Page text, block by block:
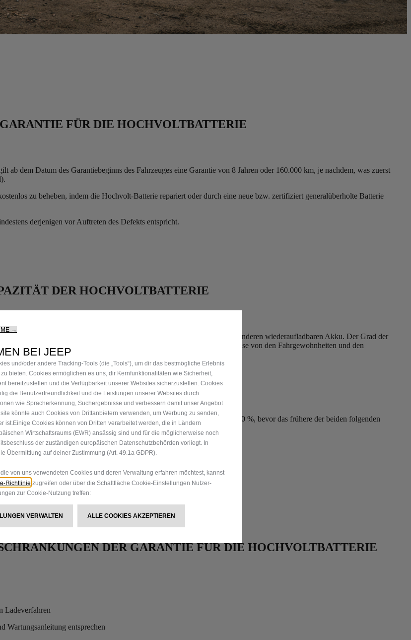
FÜR DIE HOCHVOLTBATTERIE
dem Datum des Garantiebeginns des Fahrzeuges eine Garantie von 8 Jahren oder 160.000 km, je nachdem, was zuerst
zu beheben, indem die Hochvolt-Batterie repariert oder durch eine neue bzw. zertifiziert generalüberholte Batterie
derjenigen vor Auftreten des Defekts entspricht.
DER HOCHVOLTBATTERIE
nimmt mit der Zeit und durch den Gebrauch ab, genau wie bei jedem anderen wiederaufladbaren Akku. Der Grad der
usw.) und den Nutzungsbedingungen ab – beispielsweise von den Fahrgewohnheiten und den
dar, es sei denn, die Ladekapazität der Batterie sinkt unter 70 %, bevor das frühere der beiden folgenden
DER GARANTIE FÜR DIE HOCHVOLTBATTERIE
Ladeverfahren
Wartungsanleitung entsprechen
→
BEI JEEP
und/oder andere Tracking‑Tools (die „Tools“), um dir das bestmögliche Erlebnis
bieten. Cookies ermöglichen es uns, dir Kernfunktionalitäten wie Sicherheit,
bereitzustellen und die Verfügbarkeit unserer Websites sicherzustellen. Cookies
die Benutzerfreundlichkeit und die Leistungen unserer Websites durch
wie Spracherkennung, Suchergebnisse und verbessern damit unser Angebot
könnte auch Cookies von Drittanbietern verwenden, um Werbung zu senden,
ist.Einige Cookies können von Dritten verarbeitet werden, die in Ländern
Wirtschaftsraums (EWR) ansässig sind und für die möglicherweise noch
der zuständigen europäischen Datenschutzbehörden vorliegt. In
Übermittlung auf deiner Zustimmung (Art. 49.1a GDPR).
von uns verwendeten Cookies und deren Verwaltung erfahren möchtest, kannst
Richtlinie zugreifen oder über die Schaltfläche Cookie-Einstellungen Nutzer-
zur Cookie-Nutzung treffen:
VERWALTEN ALLE COOKIES AKZEPTIEREN